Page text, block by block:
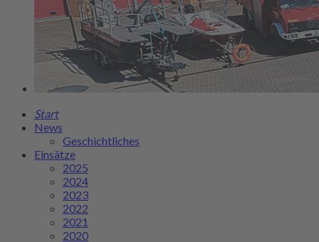
Start
News
Geschichtliches
Einsätze
2025
2024
2023
2022
2021
2020